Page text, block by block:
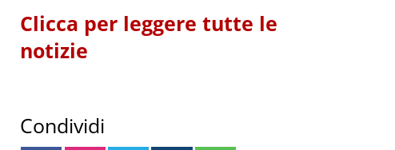
Clicca per leggere tutte le
notizie
Condividi